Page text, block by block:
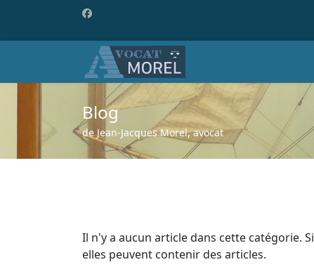
Blog
de Jean-Jacques Morel, avocat
Il n'y a aucun article dans cette catégorie.
elles peuvent contenir des articles.